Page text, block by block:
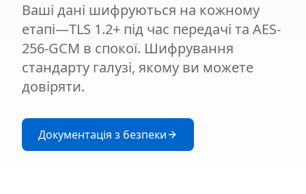
Ваші дані шифруються на кожному
етапі—TLS 1.2+ під час передачі та AES-
256-GCM в спокої. Шифрування
стандарту галузі, якому ви можете
довіряти.
Документація з безпеки